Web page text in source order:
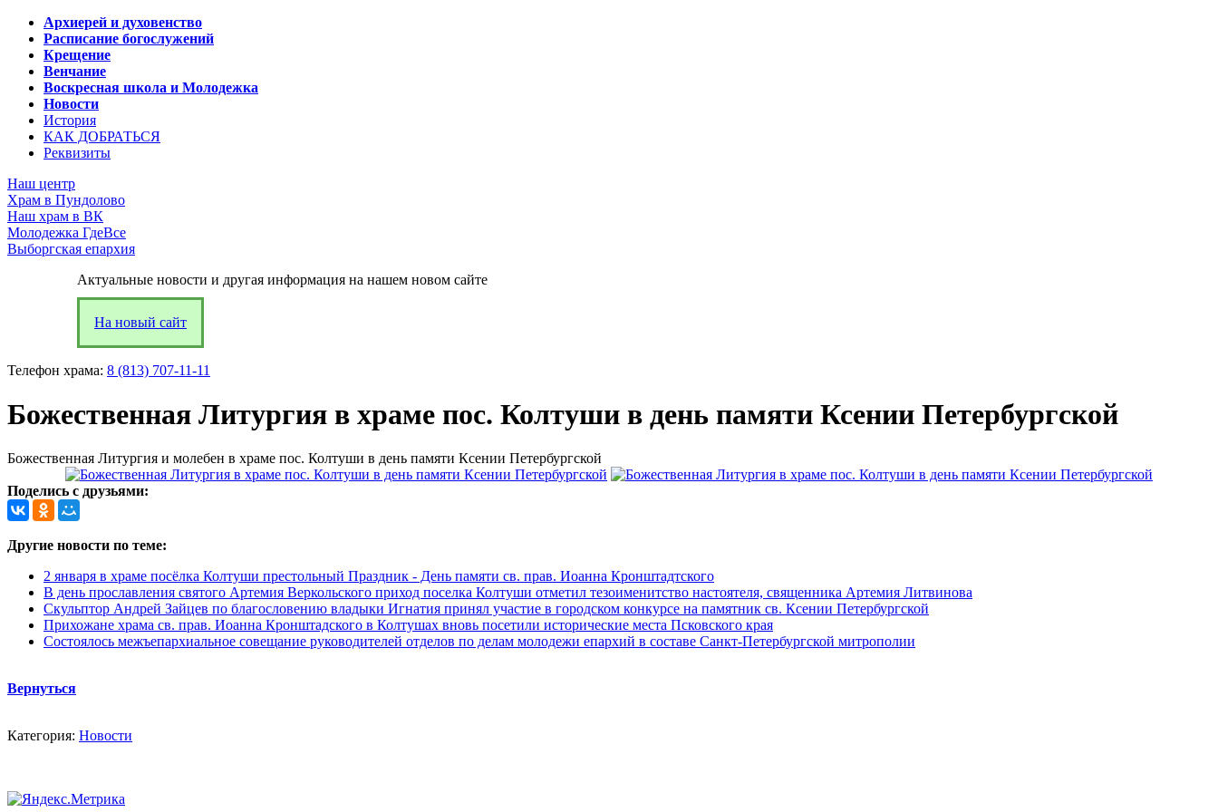
Архиерей и духовенство
Расписание богослужений
Крещение
Венчание
Воскресная школа и Молодежка
Новости
История
КАК ДОБРАТЬСЯ
Реквизиты
Наш центр
Храм в Пундолово
Наш храм в ВК
Молодежка ГдеВсе
Выборгская епархия
Актуальные новости и другая информация на нашем новом сайте
На новый сайт
Телефон храма: 8 (813) 707-11-11
Божественная Литургия в храме пос. Колтуши в день памяти Ксении Петербургской
Божественная Литургия и молебен в храме пос. Колтуши в день памяти Ксении Петербургской
Поделись с друзьями:
Другие новости по теме:
2 января в храме посёлка Колтуши престольный Праздник - День памяти св. прав. Иоанна Кронштадтского
В день прославления святого Артемия Веркольского приход поселка Колтуши отметил тезоименитство настоятеля, священника Артемия Литвинова
Скульптор Андрей Зайцев по благословению владыки Игнатия принял участие в городском конкурсе на памятник св. Ксении Петербургской
Прихожане храма св. прав. Иоанна Кронштадского в Колтушах вновь посетили исторические места Псковского края
Состоялось межъепархиальное совещание руководителей отделов по делам молодежи епархий в составе Санкт-Петербургской митрополии
Вернуться
Категория: Новости